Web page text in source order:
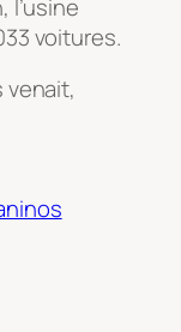
l’usine
voitures.
venait,